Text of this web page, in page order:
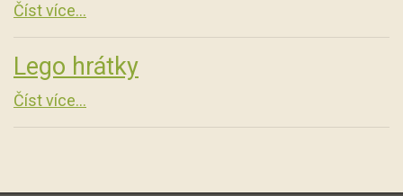
Číst více...
Lego hrátky
Číst více...